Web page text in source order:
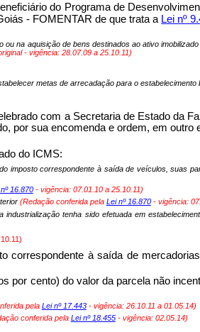
do Programa de
- FOMENTAR de que trata a Lei nº
na aquisição de bens destinados ao ativo
- vigência: 28.07.09 a 25.10.11)
metas de arrecadação para o estabelecimento
com a Secretaria de Estado da
por sua encomenda e ordem, em
do ICMS:
imposto correspondente à saída de veículos, suas
16.870- vigência: 07.01.10 a 25.10.11)
(Redação conferida pela Lei nº 16.870- vigência:
tenha sido efetuada em
à saída de
por cento) do valor da parcela não
pela Lei nº 17.443- vigência: 26.10.11 a 01.05.14)
conferida pela Lei nº 18.455- vigência: 02.05.14)